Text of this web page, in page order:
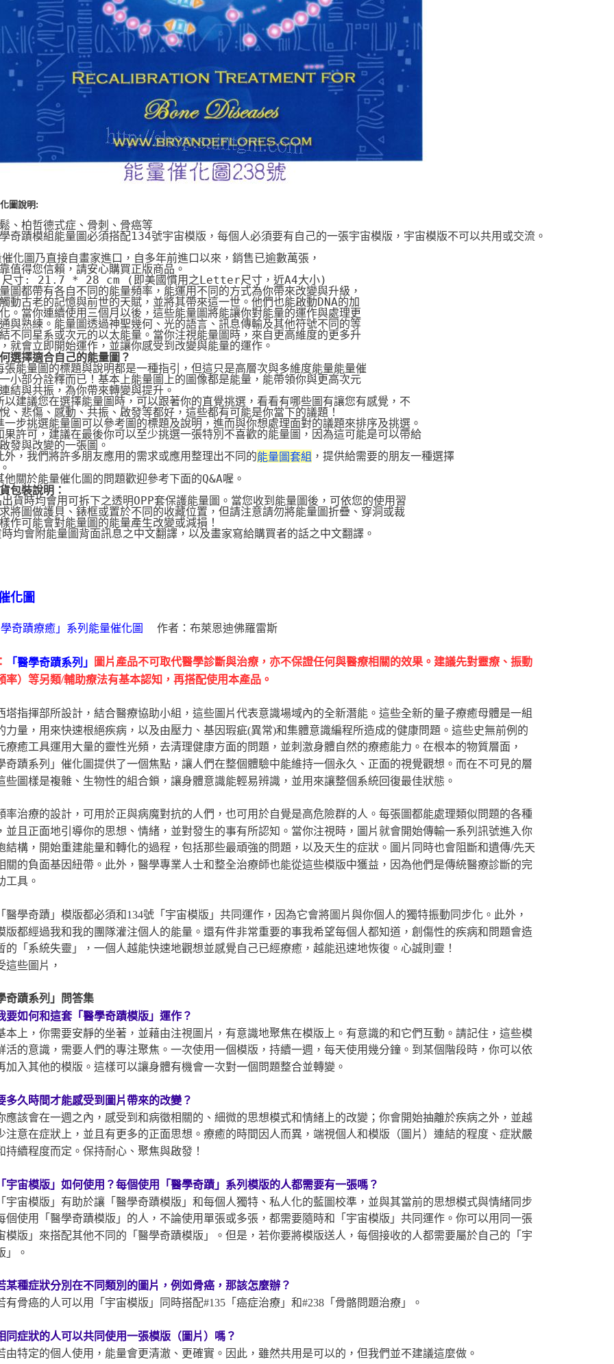
圖說明:
、柏哲德式症、骨刺、骨癌等
奇蹟模組能量圖必須搭配134號宇宙模版，每個人必須要有自己的一張宇宙模版，宇宙模版不可以共用或交流。
化圖乃直接自畫家進口，自多年前進口以來，銷售已逾數萬張，
值得您信賴，請安心購買正版商品。
尺寸: 21.7 * 28 cm (即美國慣用之Letter尺寸，近A4大小)
圖都帶有各自不同的能量頻率，能運用不同的方式為你帶來改變與升級，
動古老的記憶與前世的天賦，並將其帶來這一世。他們也能啟動DNA的加
。當你連續使用三個月以後，這些能量圖將能讓你對能量的運作與處理更
與熟練。能量圖透過神聖幾何、光的語言、訊息傳輸及其他符號不同的等
不同星系或次元的以太能量。當你注視能量圖時，來自更高維度的更多升
就會立即開始運作，並讓你感受到改變與能量的運作。
選擇適合自己的能量圖？
能量圖的標題與說明都是一種指引，但這只是高層次與多維度能量能量催
小部分詮釋而已！基本上能量圖上的圖像都是能量，能帶領你與更高次元
結與共振，為你帶來轉變與提升。
建議您在選擇能量圖時，可以跟著你的直覺挑選，看看有哪些圖有讓您有感覺，不
、悲傷、感動、共振、啟發等都好，這些都有可能是你當下的議題！
步挑選能量圖可以參考圖的標題及說明，進而與你想處理面對的議題來排序及挑選。
許可，建議在最後你可以至少挑選一張特別不喜歡的能量圖，因為這可能是可以帶給
發與改變的一張圖。
，我們將許多朋友應用的需求或應用整理出不同的
能量圖套組 ，提供給需要的朋友一種選擇
關於能量催化圖的問題歡迎參考下面的Q&A喔。
包裝說明：
貨時均會用可拆下之透明OPP套保護能量圖。當您收到能量圖後，可依您的使用習
將圖做護貝、錶框或置於不同的收藏位置，但請注意請勿將能量圖折疊、穿洞或裁
作可能會對能量圖的能量產生改變或減損！
均會附能量圖背面訊息之中文翻譯，以及畫家寫給購買者的話之中文翻譯。
化圖
奇蹟療癒」系列能量催化圖 作者：布萊恩迪佛羅雷斯
「醫學奇蹟系列」
圖片產品不可取代醫學診斷與治療，亦不保證任何與醫療相關的效果。建議先對靈療、振動
率）等另類/輔助療法有基本認知，再搭配使用本產品。
塔指揮部所設計，結合醫療協助小組，這些圖片代表意識場域內的全新潛能。這些全新的量子療癒母體是一組
力量，用來快速根絕疾病，以及由壓力、基因瑕疵(異常)和集體意識編程所造成的健康問題。這些史無前例的
療癒工具運用大量的靈性光頻，去清理健康方面的問題，並刺激身體自然的療癒能力。在根本的物質層面，
奇蹟系列」催化圖提供了一個焦點，讓人們在整個體驗中能維持一個永久、正面的視覺觀想。而在不可見的層
些圖樣是複雜、生物性的組合鎖，讓身體意識能輕易辨識，並用來讓整個系統回復最佳狀態。
率治療的設計，可用於正與病魔對抗的人們，也可用於自覺是高危險群的人。每張圖都能處理類似問題的各種
並且正面地引導你的思想、情緒，並對發生的事有所認知。當你注視時，圖片就會開始傳輸一系列訊號進入你
結構，開始重建能量和轉化的過程，包括那些最頑強的問題，以及天生的症狀。圖片同時也會阻斷和遺傳/先天
關的負面基因紐帶。此外，醫學專業人士和整全治療師也能從這些模版中獲益，因為他們是傳統醫療診斷的完
工具。
醫學奇蹟」模版都必須和134號「宇宙模版」共同運作，因為它會將圖片與你個人的獨特振動同步化。此外，
版都經過我和我的團隊灌注個人的能量。還有件非常重要的事我希望每個人都知道，創傷性的疾病和問題會造
的「系統失靈」，一個人越能快速地觀想並感覺自己已經療癒，越能迅速地恢復。心誠則靈！
這些圖片，
奇蹟系列」問答集
要如何和這套「醫學奇蹟模版」運作？
本上，你需要安靜的坐著，並藉由注視圖片，有意識地聚焦在模版上。有意識的和它們互動。請記住，這些模
活的意識，需要人們的專注聚焦。一次使用一個模版，持續一週，每天使用幾分鐘。到某個階段時，你可以依
加入其他的模版。這樣可以讓身體有機會一次對一個問題整合並轉變。
多久時間才能感受到圖片帶來的改變？
應該會在一週之內，感受到和病徵相關的、細微的思想模式和情緒上的改變；你會開始抽離於疾病之外，並越
注意在症狀上，並且有更多的正面思想。療癒的時間因人而異，端視個人和模版（圖片）連結的程度、症狀嚴
持續程度而定。保持耐心、聚焦與啟發！
宇宙模版」如何使用？每個使用「醫學奇蹟」系列模版的人都需要有一張嗎？
宇宙模版」有助於讓「醫學奇蹟模版」和每個人獨特、私人化的藍圖校準，並與其當前的思想模式與情緒同步
個使用「醫學奇蹟模版」的人，不論使用單張或多張，都需要隨時和「宇宙模版」共同運作。你可以用同一張
模版」來搭配其他不同的「醫學奇蹟模版」。但是，若你要將模版送人，每個接收的人都需要屬於自己的「宇
」。
某種症狀分別在不同類別的圖片，例如骨癌，那該怎麼辦？
有骨癌的人可以用「宇宙模版」同時搭配#135「癌症治療」和#238「骨骼問題治療」。
同症狀的人可以共同使用一張模版（圖片）嗎？
由特定的個人使用，能量會更清澈、更確實。因此，雖然共用是可以的，但我們並不建議這麼做。